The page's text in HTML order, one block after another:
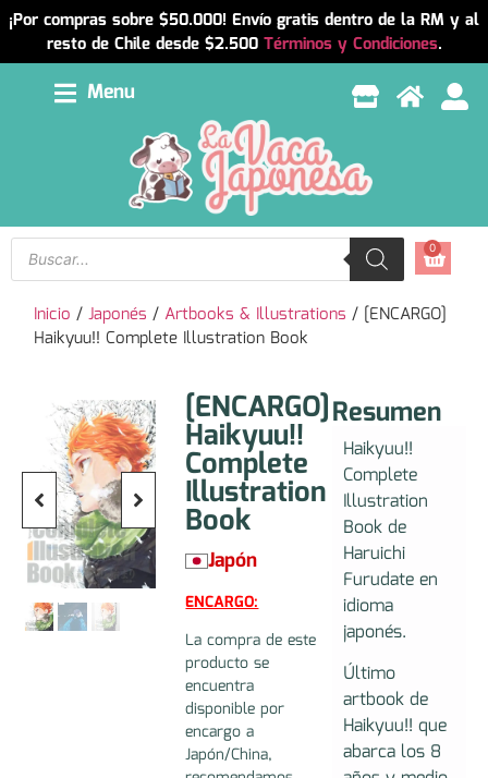
¡Por compras sobre $50.000! Envío gratis dentro de la RM y al
resto de Chile desde $2.500 Términos y Condiciones.
Menu
0
Inicio /Japonés /Artbooks & Illustrations / [ENCARGO]
Haikyuu!! Complete Illustration Book
[ENCARGO]
Haikyuu!!
Complete
Illustration
Book
Japón
ENCARGO:
La compra de este
producto se
encuentra
disponible por
encargo a
Japón/China,
Resumen
Haikyuu!!
Complete
Illustration
Book de
Haruichi
Furudate en
idioma
japonés.
Último
artbook de
Haikyuu!! que
abarca los 8